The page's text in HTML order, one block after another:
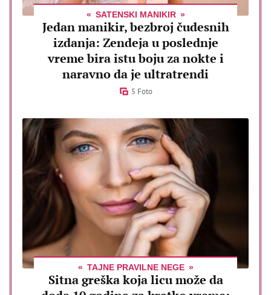
SATENSKI MANIKIR
Jedan manikir, bezbroj čudesnih
izdanja: Zendeja u poslednje
vreme bira istu boju za nokte i
naravno da je ultratrendi
5 Foto
TAJNE PRAVILNE NEGE
Sitna greška koja licu može da